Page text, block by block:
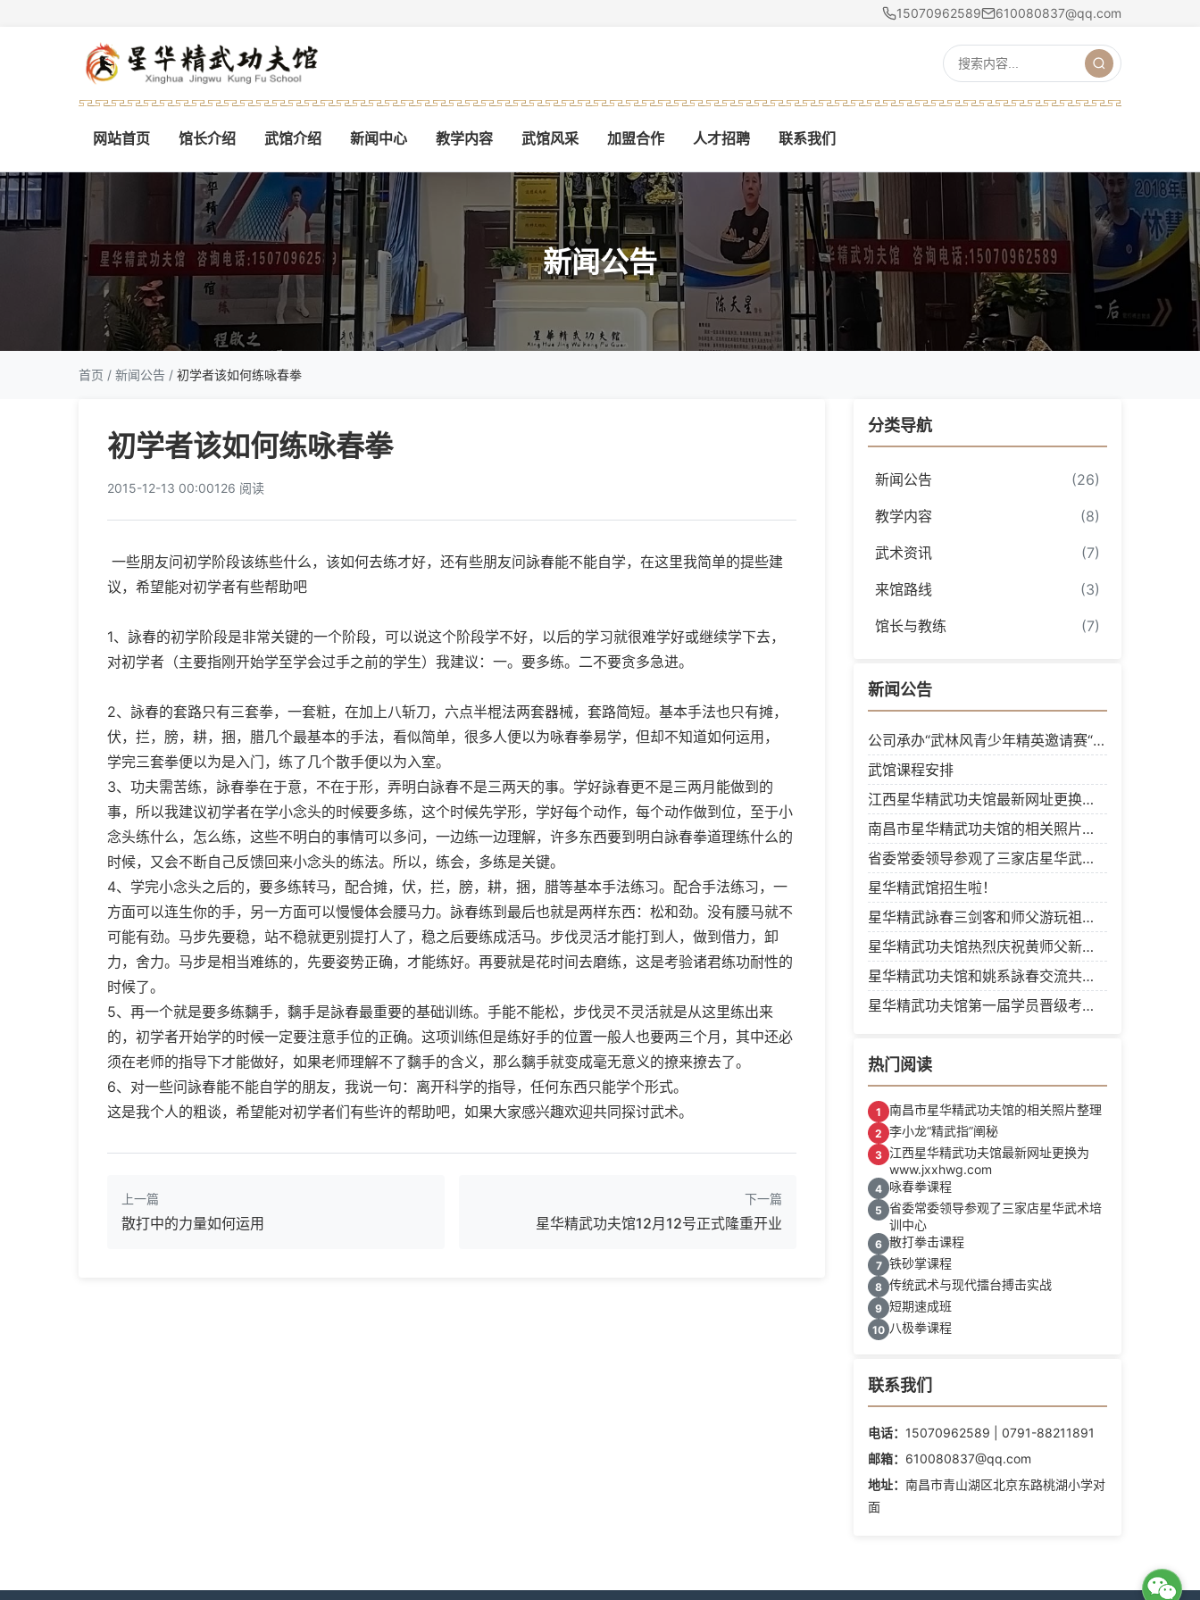
15070962589 610080837@qq.com
网站首页 馆长介绍 武馆介绍 新闻中心 教学内容 武馆风采 加盟合作 人才招聘 联系我们
新闻公告
首页 / 新闻公告 / 初学者该如何练咏春拳
初学者该如何练咏春拳
2015-12-13 00:00126 阅读
一些朋友问初学阶段该练些什么，该如何去练才好，还有些朋友问詠春能不能自学，在这里我简单的提些建
议，希望能对初学者有些帮助吧
1、詠春的初学阶段是非常关键的一个阶段，可以说这个阶段学不好，以后的学习就很难学好或继续学下去，
对初学者（主要指刚开始学至学会过手之前的学生）我建议：一。要多练。二不要贪多急进。
2、詠春的套路只有三套拳，一套粧，在加上八斩刀，六点半棍法两套器械，套路简短。基本手法也只有摊，
伏，拦，膀，耕，捆，腊几个最基本的手法，看似简单，很多人便以为咏春拳易学，但却不知道如何运用，
学完三套拳便以为是入门，练了几个散手便以为入室。
3、功夫需苦练，詠春拳在于意，不在于形，弄明白詠春不是三两天的事。学好詠春更不是三两月能做到的
事，所以我建议初学者在学小念头的时候要多练，这个时候先学形，学好每个动作，每个动作做到位，至于小
念头练什么，怎么练，这些不明白的事情可以多问，一边练一边理解，许多东西要到明白詠春拳道理练什么的
时候，又会不断自己反馈回来小念头的练法。所以，练会，多练是关键。
4、学完小念头之后的，要多练转马，配合摊，伏，拦，膀，耕，捆，腊等基本手法练习。配合手法练习，一
方面可以连生你的手，另一方面可以慢慢体会腰马力。詠春练到最后也就是两样东西：松和劲。没有腰马就不
可能有劲。马步先要稳，站不稳就更别提打人了，稳之后要练成活马。步伐灵活才能打到人，做到借力，卸
力，舍力。马步是相当难练的，先要姿势正确，才能练好。再要就是花时间去磨练，这是考验诸君练功耐性的
时候了。
5、再一个就是要多练黐手，黐手是詠春最重要的基础训练。手能不能松，步伐灵不灵活就是从这里练出来
的，初学者开始学的时候一定要注意手位的正确。这项训练但是练好手的位置一般人也要两三个月，其中还必
须在老师的指导下才能做好，如果老师理解不了黐手的含义，那么黐手就变成毫无意义的撩来撩去了。
6、对一些问詠春能不能自学的朋友，我说一句：离开科学的指导，任何东西只能学个形式。
这是我个人的粗谈，希望能对初学者们有些许的帮助吧，如果大家感兴趣欢迎共同探讨武术。
上一篇
散打中的力量如何运用
下一篇
星华精武功夫馆12月12号正式隆重开业
分类导航
新闻公告 (26)
教学内容 (8)
武术资讯 (7)
来馆路线 (3)
馆长与教练 (7)
新闻公告
公司承办“武林风青少年精英邀请赛“南昌站
武馆课程安排
江西星华精武功夫馆最新网址更换为www.jxxhwg.com
南昌市星华精武功夫馆的相关照片整理
省委常委领导参观了三家店星华武术培训中心
星华精武馆招生啦！
星华精武詠春三剑客和师父游玩祖庙拜访雷师伯
星华精武功夫馆热烈庆祝黄师父新馆开业捧场
星华精武功夫馆和姚系詠春交流共同发扬国术
星华精武功夫馆第一届学员晋级考核圆满成功举办
热门阅读
1 南昌市星华精武功夫馆的相关照片整理
2 李小龙“精武指”阐秘
3 江西星华精武功夫馆最新网址更换为
www.jxxhwg.com
4 咏春拳课程
5 省委常委领导参观了三家店星华武术培
训中心
6 散打拳击课程
7 铁砂掌课程
8 传统武术与现代擂台搏击实战
9 短期速成班
10 八极拳课程
联系我们
电话： 15070962589 | 0791-88211891
邮箱： 610080837@qq.com
地址： 南昌市青山湖区北京东路桃湖小学对
面